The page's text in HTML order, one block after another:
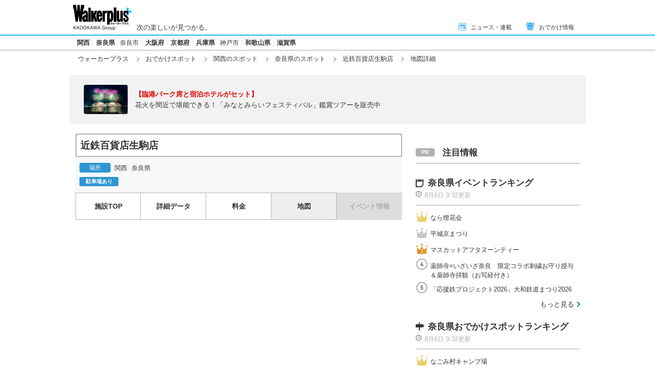
次の楽しいが見つかる。 ニュース・連載 おでかけ情報
関西 奈良県 奈良市 大阪府 京都府 兵庫県 神戸市 和歌山県 滋賀県
ウォーカープラス おでかけスポット 関西のスポット 奈良県のスポット 近鉄百貨店生駒店 地図詳細
【臨港パーク席と宿泊ホテルがセット】
花火を間近で堪能できる！「みなとみらいフェスティバル」鑑賞ツアーを販売中
近鉄百貨店生駒店
場所 関西 奈良県
駐車場あり
施設TOP 詳細データ 料金 地図 イベント情報
注目情報
奈良県イベントランキング
8月6日 9:32更新
なら燈花会
平城京まつり
マスカットアフタヌーンティー
薬師寺×いざいざ奈良 限定コラボ刺繍お守り授与
＆薬師寺拝観（お写経付き）
「応援鉄プロジェクト2026」大和鉄道まつり2026
もっと見る
奈良県おでかけスポットランキング
8月6日 9:32更新
なごみ村キャンプ場